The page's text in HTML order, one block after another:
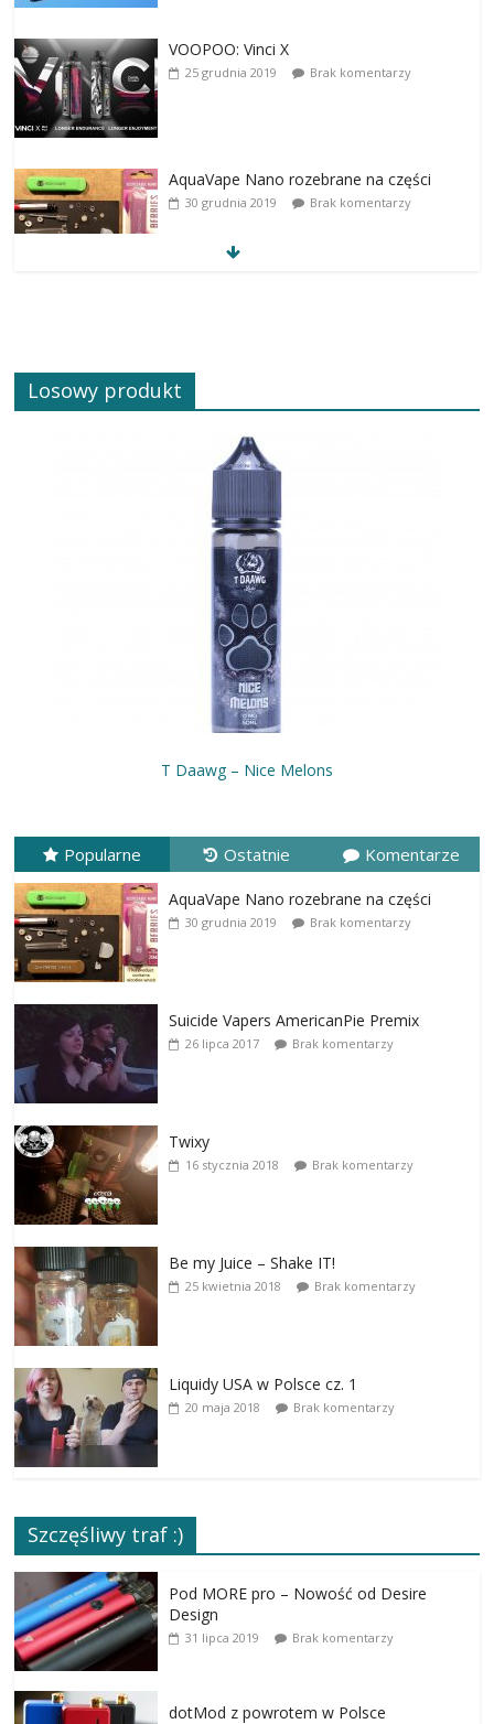
VOOPOO: Vinci X
25 grudnia 2019 Brak komentarzy
AquaVape Nano rozebrane na części
30 grudnia 2019 Brak komentarzy
Losowy produkt
T Daawg – Nice Melons
Popularne Ostatnie Komentarze
AquaVape Nano rozebrane na części
30 grudnia 2019 Brak komentarzy
Suicide Vapers AmericanPie Premix
26 lipca 2017 Brak komentarzy
Twixy
16 stycznia 2018 Brak komentarzy
Be my Juice – Shake IT!
25 kwietnia 2018 Brak komentarzy
Liquidy USA w Polsce cz. 1
20 maja 2018 Brak komentarzy
Szczęśliwy traf :)
Pod MORE pro – Nowość od Desire
Design
31 lipca 2019 Brak komentarzy
dotMod z powrotem w Polsce